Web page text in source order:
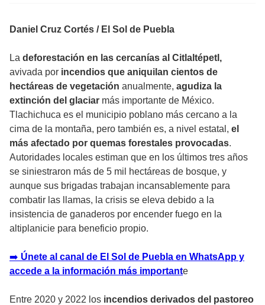
Daniel Cruz Cortés / El Sol de Puebla
La deforestación en las cercanías al Citlaltépetl,
avivada por incendios que aniquilan cientos de
hectáreas de vegetación anualmente, agudiza la
extinción del glaciar más importante de México.
Tlachichuca es el municipio poblano más cercano a la
cima de la montaña, pero también es, a nivel estatal, el
más afectado por quemas forestales provocadas.
Autoridades locales estiman que en los últimos tres años
se siniestraron más de 5 mil hectáreas de bosque, y
aunque sus brigadas trabajan incansablemente para
combatir las llamas, la crisis se eleva debido a la
insistencia de ganaderos por encender fuego en la
altiplanicie para beneficio propio.
➡️ Únete al canal de El Sol de Puebla en WhatsApp y
accede a la información más importante
Entre 2020 y 2022 los incendios derivados del pastoreo